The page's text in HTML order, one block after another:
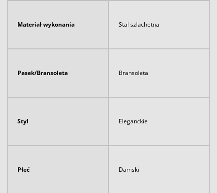
Materiał wykonania Stal szlachetna
Pasek/Bransoleta Bransoleta
Styl Eleganckie
Płeć Damski